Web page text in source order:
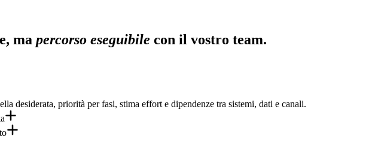
ma percorso eseguibile con il vostro team.
desiderata, priorità per fasi, stima effort e dipendenze tra sistemi, dati e canali.